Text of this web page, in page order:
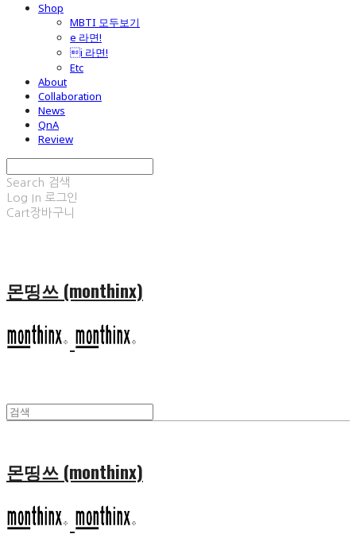
Shop
MBTI 모두보기
e 라면!
i 라면!
Etc
About
Collaboration
News
QnA
Review
Search 검색
Log In 로그인
Cart장바구니
몬띵쓰 (monthinx)
몬띵쓰 (monthinx)